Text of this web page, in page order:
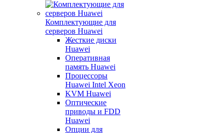
Комплектующие для
серверов Huawei
Жесткие диски
Huawei
Оперативная
память Huawei
Процессоры
Huawei Intel Xeon
KVM Huawei
Оптические
приводы и FDD
Huawei
Опции для